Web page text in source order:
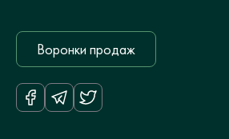
Воронки продаж